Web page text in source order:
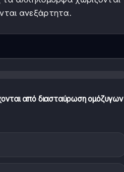
ανεξάρτητα.
από διασταύρωση ομόζυγων